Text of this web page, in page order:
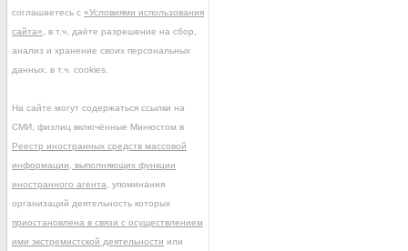
соглашаетесь с «Условиями использования
сайта» , в т.ч. даёте разрешение на сбор,
анализ и хранение своих персональных
данных, в т.ч. cookies.
На сайте могут содержаться ссылки на
СМИ, физлиц включённые Минюстом в
Реестр иностранных средств массовой
информации, выполняющих функции
иностранного агента , упоминания
организаций деятельность которых
приостановлена в связи с осуществлением
ими экстремистской деятельности или